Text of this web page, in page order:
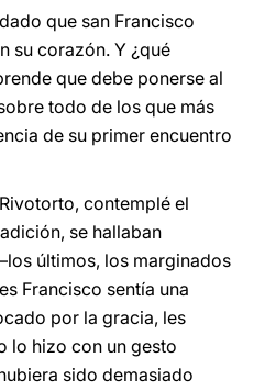
que san Francisco
su corazón. Y ¿qué
que debe ponerse al
todo de los que más
de su primer encuentro
contemplé el
se hallaban
últimos, los marginados
Francisco sentía una
por la gracia, les
lo hizo con un gesto
sido demasiado